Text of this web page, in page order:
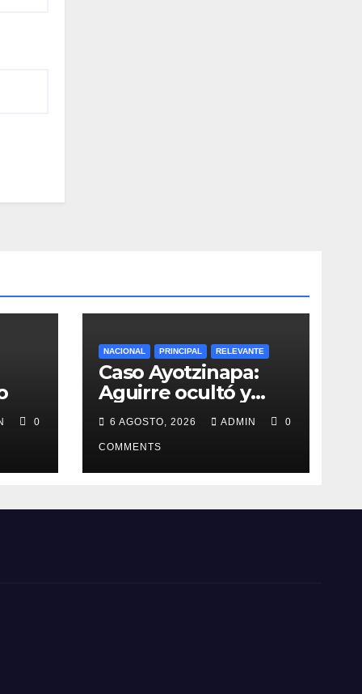
0
NACIONAL PRINCIPAL RELEVANTE
Caso Ayotzinapa:
Aguirre ocultó y
destruyó evidencias
6 AGOSTO, 2026 ADMIN 0
COMMENTS